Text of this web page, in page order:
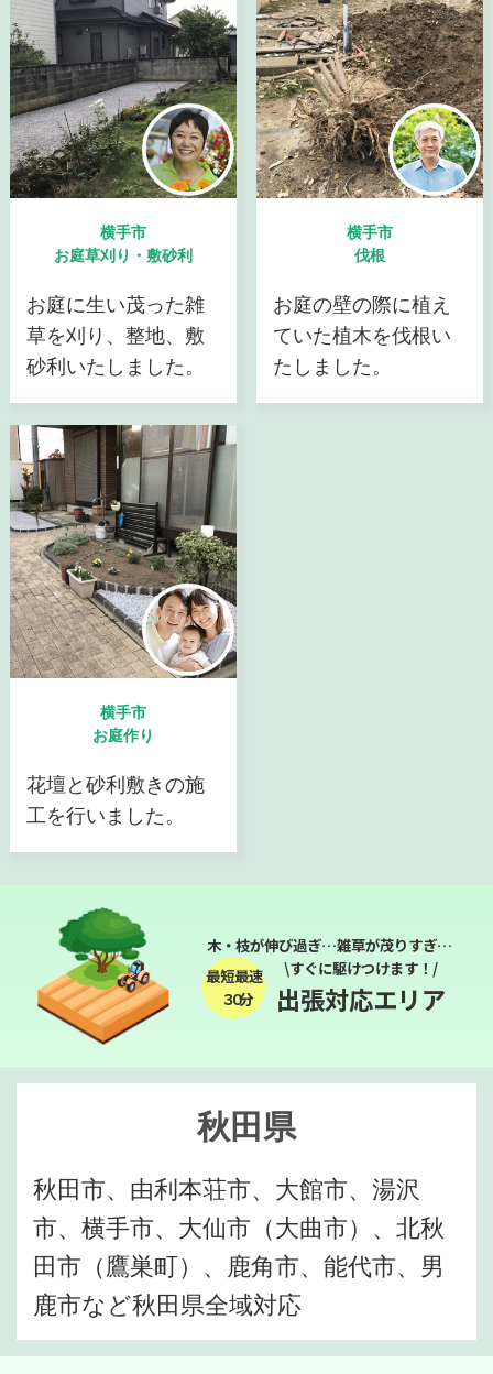
横手市
お庭草刈り・敷砂利
お庭に生い茂った雑
草を刈り、整地、敷
砂利いたしました。
横手市
伐根
お庭の壁の際に植え
ていた植木を伐根い
たしました。
横手市
お庭作り
花壇と砂利敷きの施
工を行いました。
木・枝が伸び過ぎ…雑草が茂りすぎ…
最短最速
３０分
\すぐに駆けつけます！/
出張対応エリア
秋田県
秋田市、由利本荘市、大館市、湯沢
市、横手市、大仙市（大曲市）、北秋
田市（鷹巣町）、鹿角市、能代市、男
鹿市など秋田県全域対応